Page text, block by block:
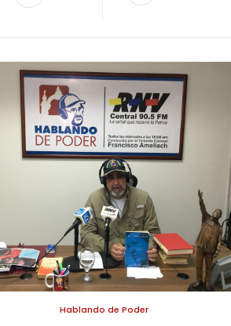
Hablando de Poder